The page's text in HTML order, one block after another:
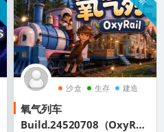
沙盒 生存 建造
氧气列车
Build.24520708（OxyRail